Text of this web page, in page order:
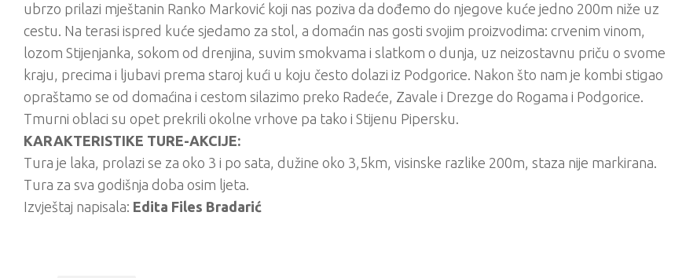
ubrzo prilazi mještanin Ranko Marković koji nas poziva da dođemo do njegove kuće jedno 200m niže uz
cestu. Na terasi ispred kuće sjedamo za stol, a domaćin nas gosti svojim proizvodima: crvenim vinom,
lozom Stijenjanka, sokom od drenjina, suvim smokvama i slatkom o dunja, uz neizostavnu priču o svome
kraju, precima i ljubavi prema staroj kući u koju često dolazi iz Podgorice. Nakon što nam je kombi stigao
opraštamo se od domaćina i cestom silazimo preko Radeće, Zavale i Drezge do Rogama i Podgorice.
Tmurni oblaci su opet prekrili okolne vrhove pa tako i Stijenu Pipersku.
KARAKTERISTIKE TURE-AKCIJE:
Tura je laka, prolazi se za oko 3 i po sata, dužine oko 3,5km, visinske razlike 200m, staza nije markirana.
Tura za sva godišnja doba osim ljeta.
Izvještaj napisala: Edita Files Bradarić